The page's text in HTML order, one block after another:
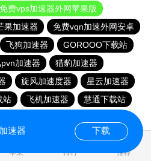
免费vps加速器外网苹果版
果加速器
免费vqn加速外网安卓
飞狗加速器
GOROOO下载站
加速器
猎豹加速器
旋风加速度器
星云加速器
站 飞机加速器
慧通下载站
苹果 排行 推荐
速器 下载
0.041700s